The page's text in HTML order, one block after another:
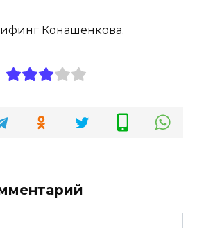
Конашенкова.